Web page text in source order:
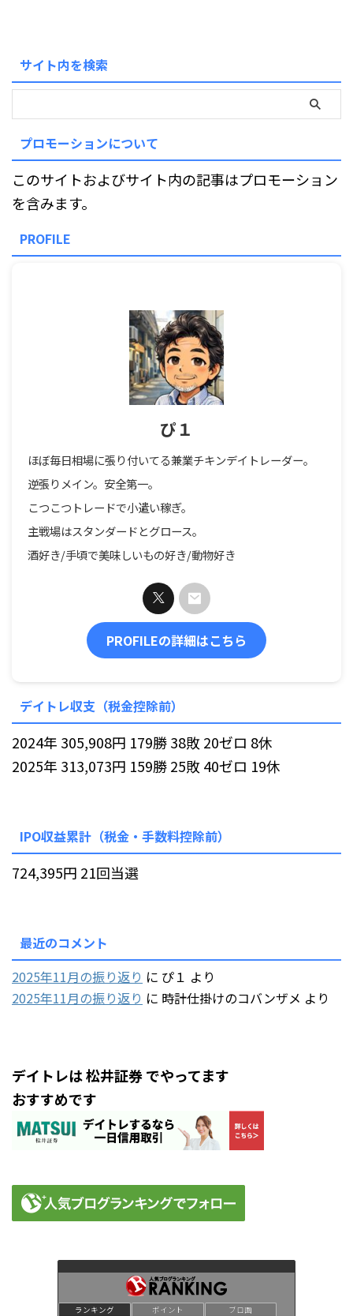
サイト内を検索
プロモーションについて
このサイトおよびサイト内の記事はプロモーション
を含みます。
PROFILE
ぴ１
ほぼ毎日相場に張り付いてる兼業チキンデイトレーダー。
逆張りメイン。安全第一。
こつこつトレードで小遣い稼ぎ。
主戦場はスタンダードとグロース。
酒好き/手頃で美味しいもの好き/動物好き
PROFILEの詳細はこちら
デイトレ収支（税金控除前）
2024年 305,908円 179勝 38敗 20ゼロ 8休
2025年 313,073円 159勝 25敗 40ゼロ 19休
IPO収益累計（税金・手数料控除前）
724,395円 21回当選
最近のコメント
2025年11月の振り返り に ぴ１ より
2025年11月の振り返り に 時計仕掛けのコバンザメ より
デイトレは 松井証券 でやってます
おすすめです
ランキング ポイント ブロ画